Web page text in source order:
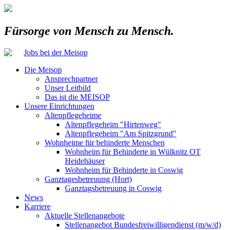
Fürsorge von Mensch zu Mensch.
Jobs bei der Meisop
Die Meisop
Ansprechpartner
Unser Leitbild
Das ist die MEISOP
Unsere Einrichtungen
Altenpflegeheime
Altenpflegeheim "Hirtenweg"
Altenpflegeheim "Am Spitzgrund"
Wohnheime für behinderte Menschen
Wohnheim für Behinderte in Wülknitz OT
Heidehäuser
Wohnheim für Behinderte in Coswig
Ganztagesbetreuung (Hort)
Ganztagsbetreuung in Coswig
News
Karriere
Aktuelle Stellenangebote
Stellenangebot Bundesfreiwilligendienst (m/w/d)